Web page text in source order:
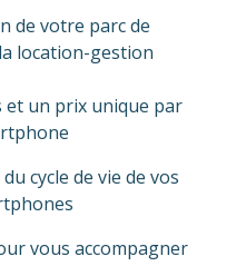
de votre parc de
location-gestion
et un prix unique par
cycle de vie de vos
vous accompagner